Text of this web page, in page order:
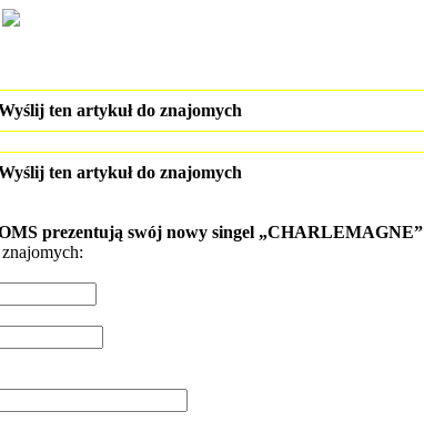
ten artykuł do znajomych
ten artykuł do znajomych
prezentują swój nowy singel „CHARLEMAGNE”